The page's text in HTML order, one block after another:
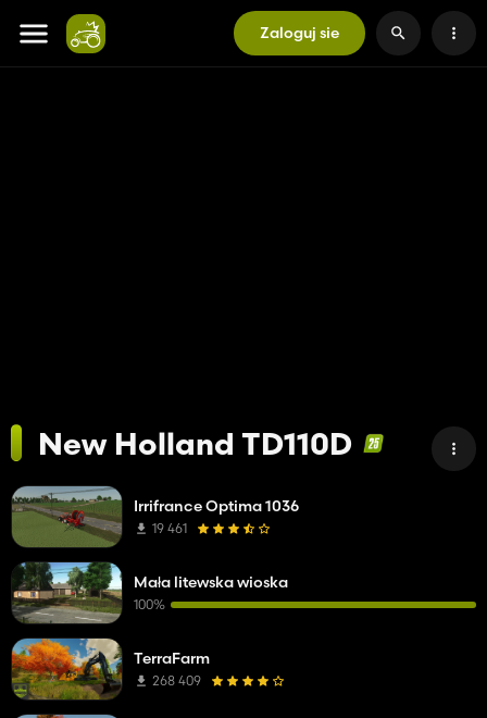
Zaloguj sie
New Holland TD110D
Irrifrance Optima 1036
19 461
Mała litewska wioska
100%
TerraFarm
268 409